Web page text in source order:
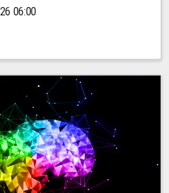
06:00